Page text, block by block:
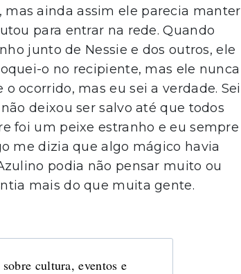
ainda assim ele parecia manter
para entrar na rede. Quando
junto de Nessie e dos outros, ele
o no recipiente, mas ele nunca
ocorrido, mas eu sei a verdade. Sei
deixou ser salvo até que todos
foi um peixe estranho e eu sempre
me dizia que algo mágico havia
podia não pensar muito ou
mais do que muita gente.
cultura, eventos e